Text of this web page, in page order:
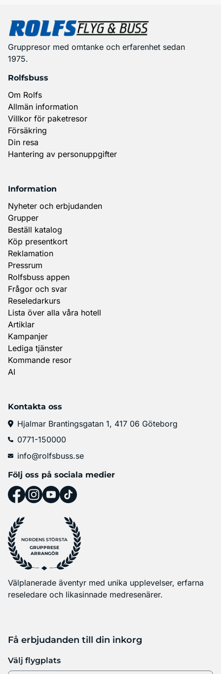
Gruppresor med omtanke och erfarenhet sedan
1975.
Rolfsbuss
Om Rolfs
Allmän information
Villkor för paketresor
Försäkring
Din resa
Hantering av personuppgifter
Information
Nyheter och erbjudanden
Grupper
Beställ katalog
Köp presentkort
Reklamation
Pressrum
Rolfsbuss appen
Frågor och svar
Reseledarkurs
Lista över alla våra hotell
Artiklar
Kampanjer
Lediga tjänster
Kommande resor
AI
Kontakta oss
Hjalmar Brantingsgatan 1, 417 06 Göteborg
0771-150000
info@rolfsbuss.se
Följ oss på sociala medier
NORDENS STÖRSTA
GRUPPRESE
ARRANGÖR
Välplanerade äventyr med unika upplevelser, erfarna
reseledare och likasinnade medresenärer.
Få erbjudanden till din inkorg
Välj flygplats